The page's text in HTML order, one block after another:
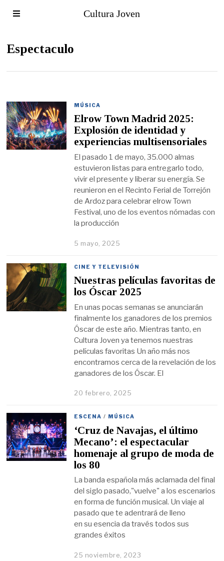
Cultura Joven
Espectaculo
MÚSICA
Elrow Town Madrid 2025:
Explosión de identidad y
experiencias multisensoriales
El pasado 1 de mayo, 35.000 almas
estuvieron listas para entregarlo todo,
vivir el presente y liberar su energía. Se
reunieron en el Recinto Ferial de Torrejón
de Ardoz para celebrar elrow Town
Festival, uno de los eventos nómadas con
la producción
5 mayo, 2025
CINE Y TELEVISIÓN
Nuestras películas favoritas de
los Óscar 2025
En unas pocas semanas se anunciarán
finalmente los ganadores de los premios
Óscar de este año. Mientras tanto, en
Cultura Joven ya tenemos nuestras
películas favoritas Un año más nos
encontramos cerca de la revelación de los
ganadores de los Óscar. El
20 febrero, 2025
ESCENA / MÚSICA
‘Cruz de Navajas, el último
Mecano’: el espectacular
homenaje al grupo de moda de
los 80
La banda española más aclamada del final
del siglo pasado,"vuelve" a los escenarios
en forma de función musical. Un viaje al
pasado que te adentrará de lleno
en su esencia da través todos sus
grandes éxitos
25 noviembre, 2023